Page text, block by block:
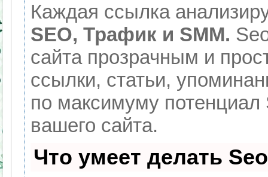
Каждая ссылка
SEO, Трафик и SMM.
сайта прозрачным и
ссылки, статьи,
по максимуму
вашего сайта.
Что умеет делать